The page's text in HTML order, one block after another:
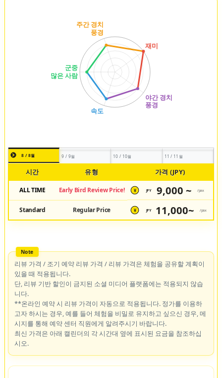
8 / 8월 9 / 9월 10 / 10월 11 / 11월
시간 유형 가격 (JPY)
ALL TIME Early Bird Review Price! ¥ JPY 9,000 ~ /pax
Standard Regular Price ¥ JPY 11,000~ /pax
리뷰 가격 / 조기 예약 리뷰 가격 / 리뷰 가격은 체험을 공유할 계획이
있을 때 적용됩니다.
단, 리뷰 기반 할인이 금지된 소셜 미디어 플랫폼에는 적용되지 않습
니다.
**온라인 예약 시 리뷰 가격이 자동으로 적용됩니다. 정가를 이용하
고자 하시는 경우, 예를 들어 체험을 비밀로 유지하고 싶으신 경우, 메
시지를 통해 예약 센터 직원에게 알려주시기 바랍니다.
최신 가격은 아래 캘린더의 각 시간대 옆에 표시된 요금을 참조하십
시오.